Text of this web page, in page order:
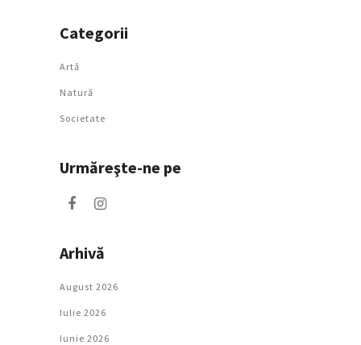
Categorii
Artǎ
Natură
Societate
Urmăreşte-ne pe
Arhivă
August 2026
Iulie 2026
Iunie 2026